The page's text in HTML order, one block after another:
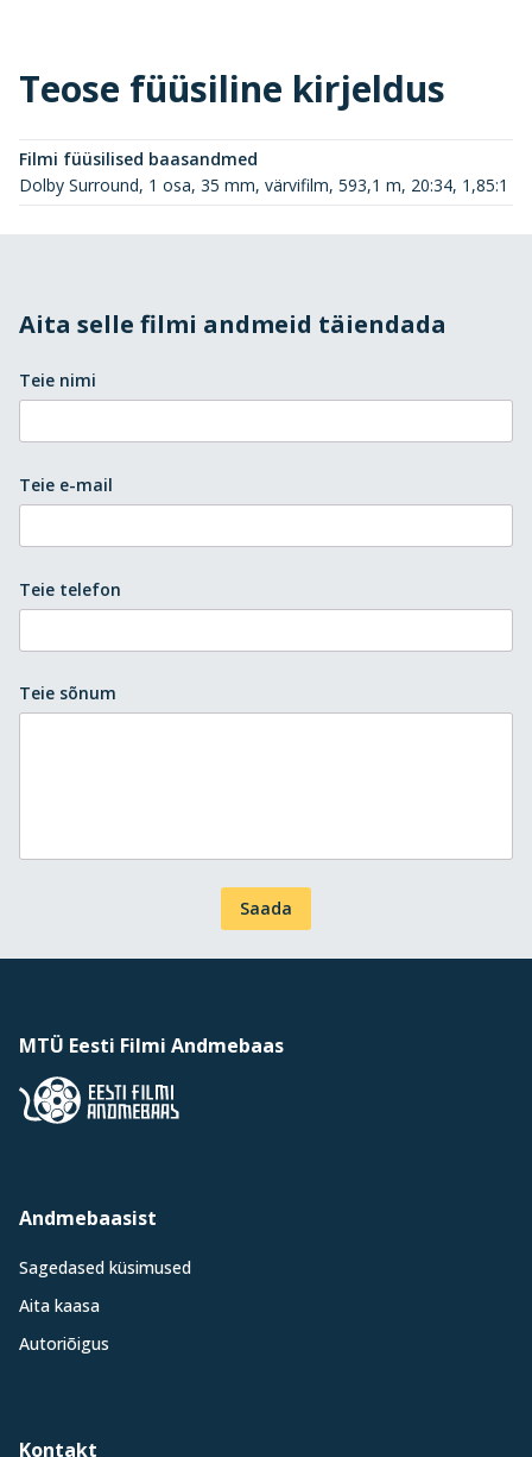
Teose füüsiline kirjeldus
Filmi füüsilised baasandmed
Dolby Surround, 1 osa, 35 mm, värvifilm, 593,1 m, 20:34, 1,85:1
Aita selle filmi andmeid täiendada
Teie nimi
Teie e-mail
Teie telefon
Teie sõnum
Saada
MTÜ Eesti Filmi Andmebaas
Andmebaasist
Sagedased küsimused
Aita kaasa
Autoriõigus
Kontakt